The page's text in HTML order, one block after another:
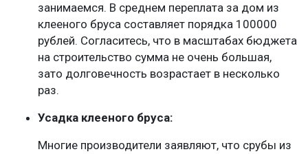
занимаемся. В среднем переплата за дом из
клееного бруса составляет порядка 100000
рублей. Согласитесь, что в масштабах бюджета
на строительство сумма не очень большая,
зато долговечность возрастает в несколько
раз.
Усадка клееного бруса:
Многие производители заявляют, что срубы из